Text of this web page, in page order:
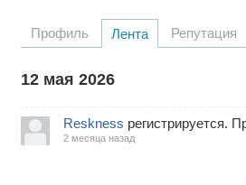
Профиль Лента Репутация
12 мая 2026
Reskness регистрируется.
2 месяца назад